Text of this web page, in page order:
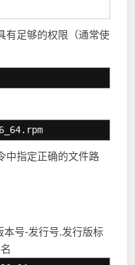
有足够的权限（通常使
中指定正确的文件路
本号-发行号.发行版标